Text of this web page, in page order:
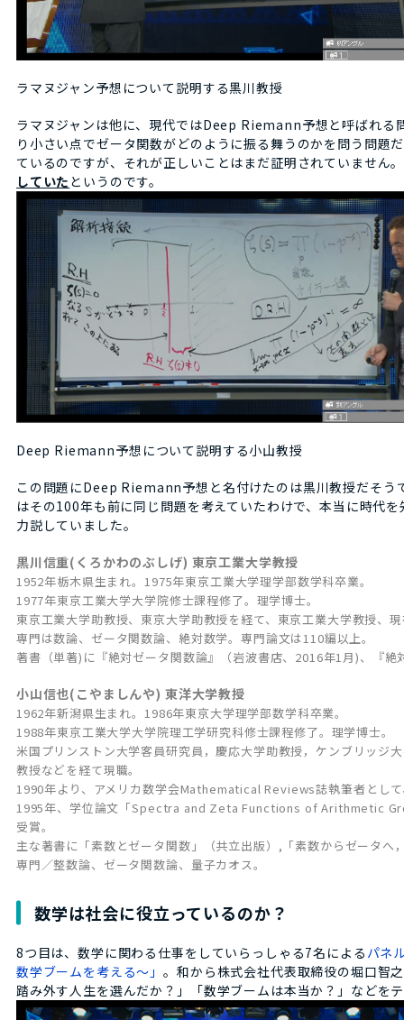
ラマヌジャン予想について説明する黒川教授
ラマヌジャンは他に、現代ではDeep Riemann予想と呼ばれる
り小さい点でゼータ関数がどのように振る舞うのかを問う問題
ているのですが、それが正しいことはまだ証明されていません
していた というのです。
Deep Riemann予想について説明する小山教授
この問題にDeep Riemann予想と名付けたのは黒川教授だそう
はその100年も前に同じ問題を考えていたわけで、本当に時代
力説していました。
黒川信重(くろかわのぶしげ) 東京工業大学教授
1952年栃木県生まれ。1975年東京工業大学理学部数学科卒業。
1977年東京工業大学大学院修士課程修了。理学博士。
東京工業大学助教授、東京大学助教授を経て、東京工業大学教授、
専門は数論、ゼータ関数論、絶対数学。専門論文は110編以上。
著書（単著)に『絶対ゼータ関数論』（岩波書店、2016年1月)、『
小山信也(こやましんや) 東洋大学教授
1962年新潟県生まれ。1986年東京大学理学部数学科卒業。
1988年東京工業大学大学院理工学研究科修士課程修了。理学博士。
米国プリンストン大学客員研究員，慶応大学助教授，ケンブリッジ
教授などを経て現職。
1990年より、アメリカ数学会Mathematical Reviews誌執筆者とし
1995年、学位論文「Spectra and Zeta Functions of Arithmetic
受賞。
主な著書に「素数とゼータ関数」（共立出版）,「素数からゼータへ
専門／整数論、ゼータ関数論、量子カオス。
数学は社会に役立っているのか？
8つ目は、数学に関わる仕事をしていらっしゃる7名による パネ
数学ブームを考える～」。和から株式会社代表取締役の堀口智
踏み外す人生を選んだか？」「数学ブームは本当か？」などを